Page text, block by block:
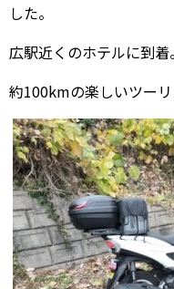
した。
広駅近くのホテルに到着。
約100kmの楽しいツーリ